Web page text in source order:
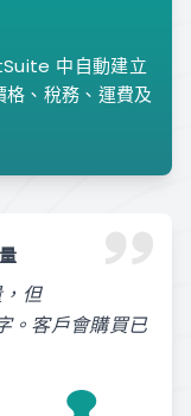
中自動建立
、稅務、運費及
但
客戶會購買已